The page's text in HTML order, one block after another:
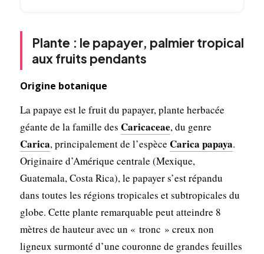
Plante : le papayer, palmier tropical
aux fruits pendants
Origine botanique
La papaye est le fruit du papayer, plante herbacée
géante de la famille des Caricaceae, du genre
Carica, principalement de l’espèce Carica papaya.
Originaire d’Amérique centrale (Mexique,
Guatemala, Costa Rica), le papayer s’est répandu
dans toutes les régions tropicales et subtropicales du
globe. Cette plante remarquable peut atteindre 8
mètres de hauteur avec un « tronc » creux non
ligneux surmonté d’une couronne de grandes feuilles